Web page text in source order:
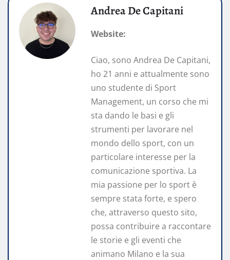
Andrea De Capitani
Website:
Ciao, sono Andrea De Capitani,
ho 21 anni e attualmente sono
uno studente di Sport
Management, un corso che mi
sta dando le basi e gli
strumenti per lavorare nel
mondo dello sport, con un
particolare interesse per la
comunicazione sportiva. La
mia passione per lo sport è
sempre stata forte, e spero
che, attraverso questo sito,
possa contribuire a raccontare
le storie e gli eventi che
animano Milano e la sua